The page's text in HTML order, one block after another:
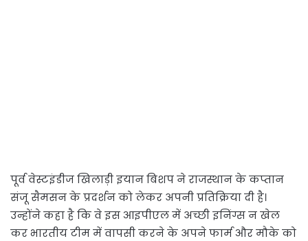
पूर्व वेस्टइंडीज खिलाड़ी इयान बिशप ने राजस्थान के कप्तान
संजू सैमसन के प्रदर्शन को लेकर अपनी प्रतिक्रिया दी है।
उन्होंने कहा है कि वे इस आइपीएल में अच्छी इनिंग्स न खेल
कर भारतीय टीम में वापसी करने के अपने फार्म और मौके को